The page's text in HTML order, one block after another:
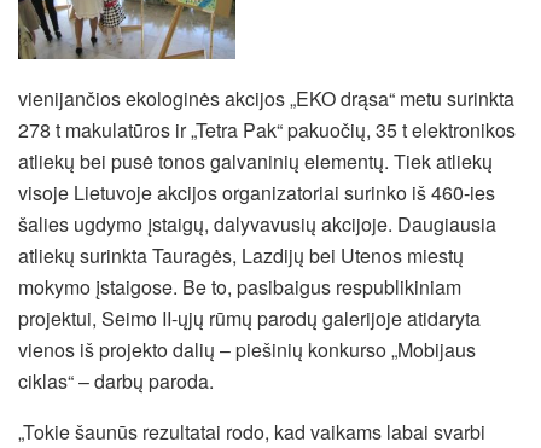
vienijančios ekologinės akcijos „EKO drąsa“ metu surinkta
278 t makulatūros ir „Tetra Pak“ pakuočių, 35 t elektronikos
atliekų bei pusė tonos galvaninių elementų. Tiek atliekų
visoje Lietuvoje akcijos organizatoriai surinko iš 460-ies
šalies ugdymo įstaigų, dalyvavusių akcijoje. Daugiausia
atliekų surinkta Tauragės, Lazdijų bei Utenos miestų
mokymo įstaigose. Be to, pasibaigus respublikiniam
projektui, Seimo II-ųjų rūmų parodų galerijoje atidaryta
vienos iš projekto dalių – piešinių konkurso „Mobijaus
ciklas“ – darbų paroda.
„Tokie šaunūs rezultatai rodo, kad vaikams labai svarbi